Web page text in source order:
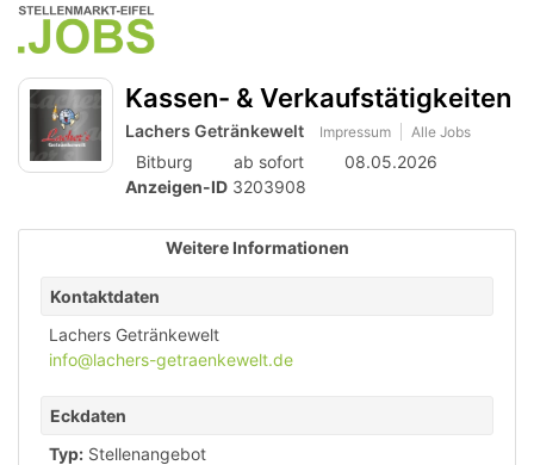
Accessibility
Modus
Navigation
Inhalt
von
mobilem
aus
Kassen- & Verkaufstätigkeiten
Lachers Getränkewelt Impressum Alle Jobs
Bitburg ab sofort
08.05.2026
Anzeigen-ID 3203908
Weitere Informationen
Kontaktdaten
Lachers Getränkewelt
info@lachers-getraenkewelt.de
Eckdaten
Typ: Stellenangebot